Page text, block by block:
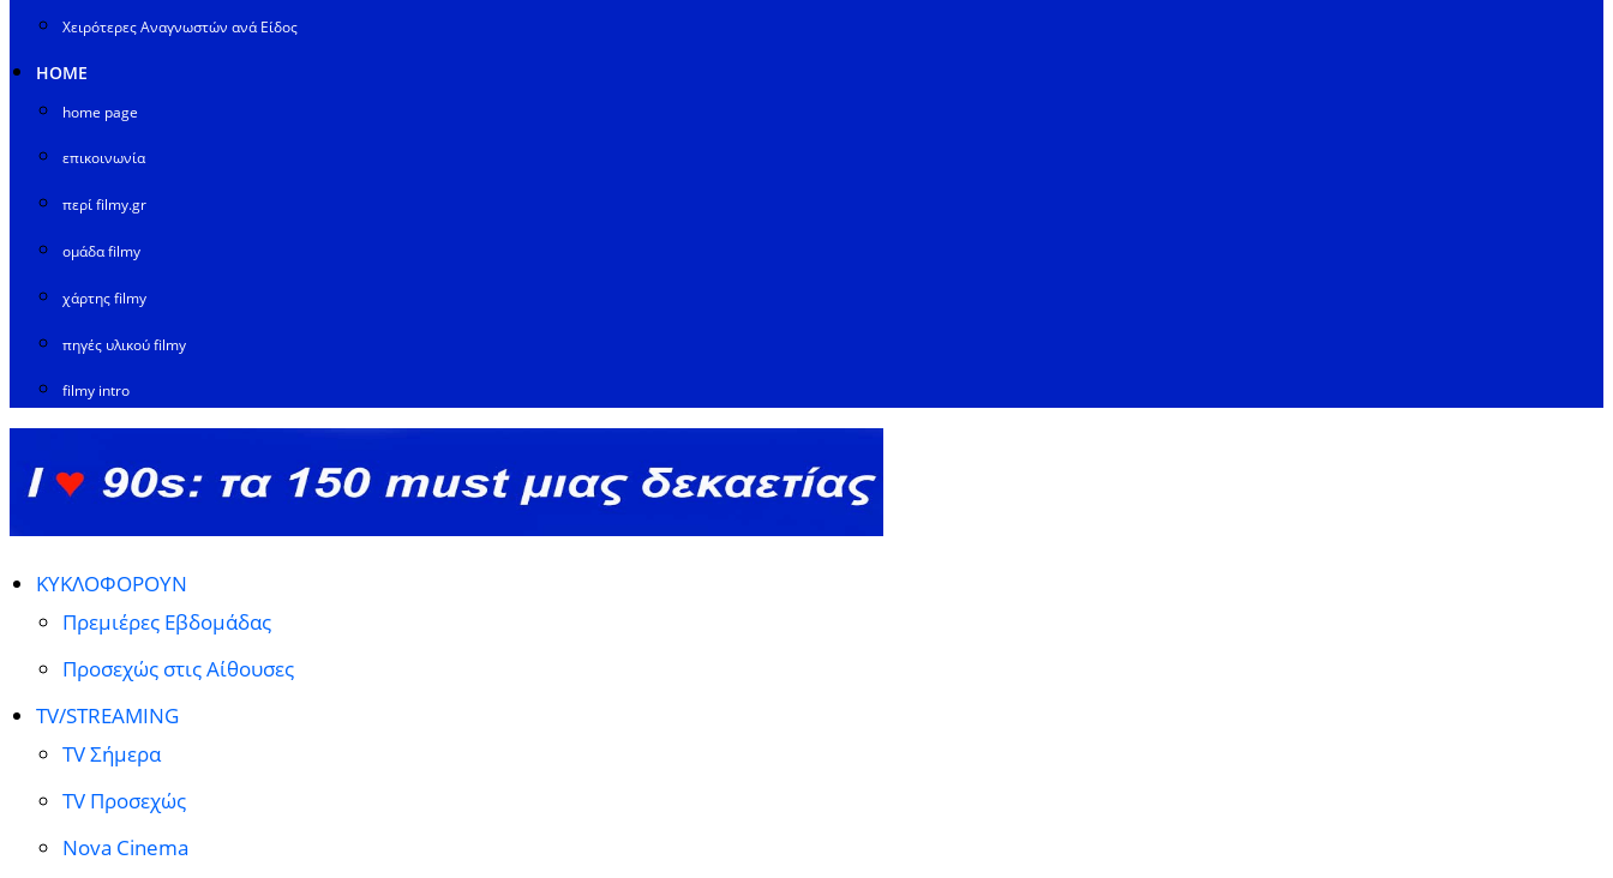
Χειρότερες Αναγνωστών ανά Είδος
HOME
home page
επικοινωνία
περί filmy.gr
ομάδα filmy
χάρτης filmy
πηγές υλικού filmy
filmy intro
ΚΥΚΛΟΦΟΡΟΥΝ
Πρεμιέρες Εβδομάδας
Προσεχώς στις Αίθουσες
TV/STREAMING
TV Σήμερα
TV Προσεχώς
Nova Cinema